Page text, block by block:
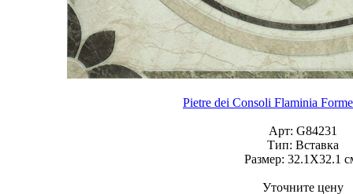
Pietre dei Consoli Flaminia
Арт: G84231
Тип: Вставка
Размер: 32.1X32.1
Уточните цену